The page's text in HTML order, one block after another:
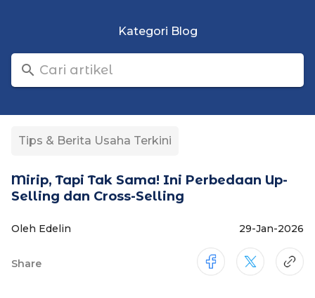
Kategori Blog
Tips & Berita Usaha Terkini
Mirip, Tapi Tak Sama! Ini Perbedaan Up-
Selling dan Cross-Selling
Oleh Edelin 29-Jan-2026
Share